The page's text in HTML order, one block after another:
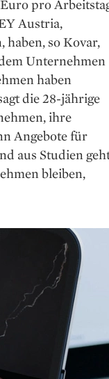
pro
Austria,
haben, so Kovar,
Unternehmen
haben
die 28-jährige
ihre
An­gebote für
aus Studien
bleiben,